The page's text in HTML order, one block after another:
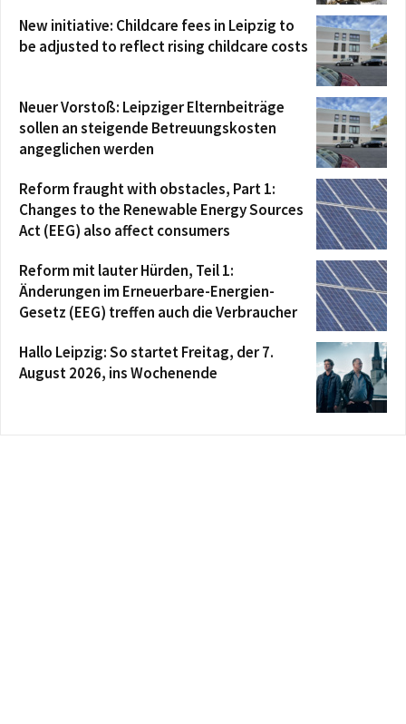
New initiative: Childcare fees in Leipzig to
be adjusted to reflect rising childcare costs
Neuer Vorstoß: Leipziger Elternbeiträge
sollen an steigende Betreuungskosten
angeglichen werden
Reform fraught with obstacles, Part 1:
Changes to the Renewable Energy Sources
Act (EEG) also affect consumers
Reform mit lauter Hürden, Teil 1:
Änderungen im Erneuerbare-Energien-
Gesetz (EEG) treffen auch die Verbraucher
Hallo Leipzig: So startet Freitag, der 7.
August 2026, ins Wochenende